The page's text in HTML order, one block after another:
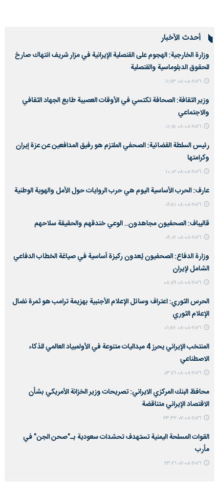
أحدث الأخبار
وزارة الخارجية: الهجوم على القنصلية الإيرانية في مزار شريف انتهاك صارخ
للحقوق الدبلوماسية والقنصلية
٢٠٢٦-٠٨-٠٨ ١١:٤٣
وزير الثقافة: الصحافة تكتسي في الأوقات العصيبة طابع الجهاد الثقافي
والاجتماعي
٢٠٢٦-٠٨-٠٨ ١١:١٥
رئيس السلطة القضائية: الصحفي الملتزم هو رفيق المدافعين عن عزة إيران
وكرامتها
٢٠٢٦-٠٨-٠٨ ١٠:٠٢
عارف: الحرب الأساسية اليوم هي حرب الروايات حول الأمل والهوية الوطنية
٢٠٢٦-٠٨-٠٨ ٠٩:٥١
قاليباف: الصحفيون مجاهدون.. الوعي خندقهم والحقيقة سلاحهم
٢٠٢٦-٠٨-٠٨ ٠٩:٠٢
وزارة الدفاع: الصحفيون يُعدون ركيزة أساسية في صياغة الخطاب الدفاعي
الشامل لإيران
٢٠٢٦-٠٨-٠٨ ٠٨:٥٩
الحرس الثوري: اعتراف وسائل الإعلام الأجنبية بهزيمة ترامب هو ثمرة نضال
الإعلام الثوري
٢٠٢٦-٠٨-٠٨ ٠٦:٥٧
المنتخب الإيراني يحرز 4 ميداليات متنوعة في الأولمبياد العالمي للذكاء
الاصطناعي
٢٠٢٦-٠٨-٠٨ ٠٣:٤٦
محافظ البنك المركزي الايراني: تصريحات وزير الخزانة الأمريكي بشأن
الاقتصاد الإيراني متناقضة
٢٠٢٦-٠٨-٠٧ ٢٣:٣٢
القوات المسلحة اليمنية تستهدف تحشدات سعودية بـ"صحن الجن" في
مأرب
٢٠٢٦-٠٨-٠٧ ٢٣:٢٦